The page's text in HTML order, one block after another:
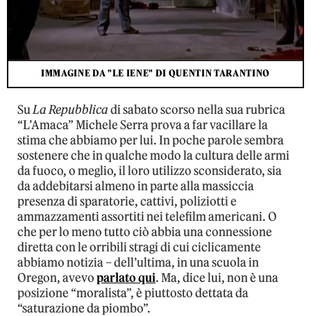
IMMAGINE DA "LE IENE" DI QUENTIN TARANTINO
SuLa Repubblicadi sabato scorso nella sua rubrica
“L’Amaca” Michele Serra prova a far vacillare la
stima che abbiamo per lui. In poche parole sembra
sostenere che in qualche modo la cultura delle armi
da fuoco, o meglio, il loro utilizzo sconsiderato, sia
da addebitarsi almeno in parte alla massiccia
presenza di sparatorie, cattivi, poliziotti e
ammazzamenti assortiti nei telefilm americani. O
che per lo meno tutto ciò abbia una connessione
diretta con le orribili stragi di cui ciclicamente
abbiamo notizia – dell’ultima, in una scuola in
Oregon, avevoparlato qui. Ma, dice lui, non è una
posizione “moralista”, è piuttosto dettata da
“saturazione da piombo”.